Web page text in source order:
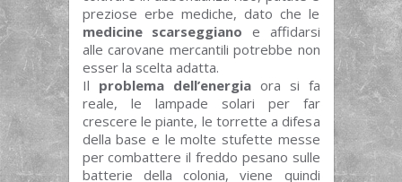
preziose erbe mediche, dato che le
medicine scarseggiano e affidarsi
alle carovane mercantili potrebbe non
esser la scelta adatta.
Il problema dell’energiaora si fa
reale, le lampade solari per far
crescere le piante, le torrette a difesa
della base e le molte stufette messe
per combattere il freddo pesano sulle
batterie della colonia, viene quindi